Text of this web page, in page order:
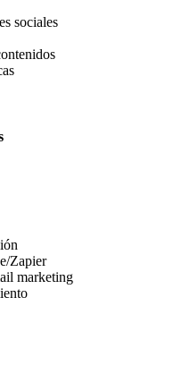
sociales
Zapier
marketing